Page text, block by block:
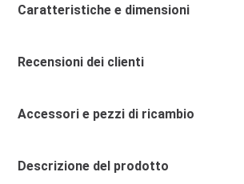
Caratteristiche e dimensioni
Recensioni dei clienti
Accessori e pezzi di ricambio
Descrizione del prodotto